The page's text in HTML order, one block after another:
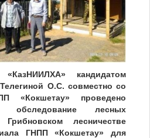
кандидатом
О.С. совместно со
«Кокшетау» проведено
обследование лесных
лесничестве
ГНПП «Кокшетау» для